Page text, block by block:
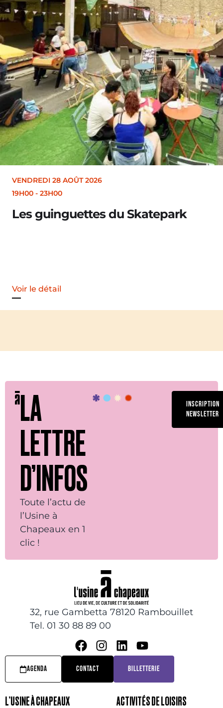
VENDREDI 28 AOÛT 2026
19H30
Merle [Un dernier soir d’été :
Voir le détail
LA
LETTRE
D’INFOS
Toute l’actu de
l’Usine à
Chapeaux en 1
clic !
INSCRIPTION
NEWSLETTER
32, rue Gambetta 78120 Rambouillet
Tel. 01 30 88 89 00
AGENDA CONTACT BILLETTERIE
L’USINE À CHAPEAUX ACTIVITÉS DE LOISIRS